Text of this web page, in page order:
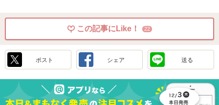
この記事にLike！ 22
ポスト シェア 送る